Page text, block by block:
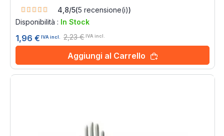
Rating:
4,8/5(5 recensione(i))
Disponibilità : In Stock
1,96 € IVA incl. 2,23 € IVA incl.
Aggiungi al Carrello